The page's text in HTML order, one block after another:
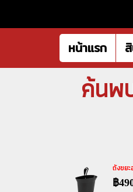
หน้าแรก
ค้นพ
ถังขย
฿